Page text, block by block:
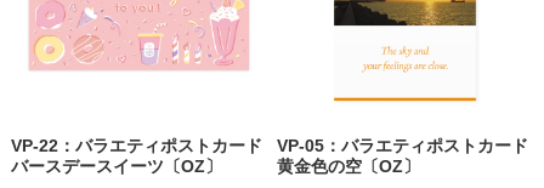
VP-22：バラエティポストカード
バースデースイーツ〔OZ〕
VP-05：バラエティポストカード
黄金色の空〔OZ〕